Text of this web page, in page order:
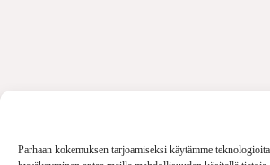
Parhaan kokemuksen tarjoamiseksi käytämme